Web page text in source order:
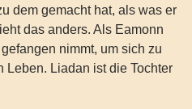
dem gemacht hat, als was er
das anders. Als Eamonn
nimmt, um sich zu
Leben. Liadan ist die Tochter